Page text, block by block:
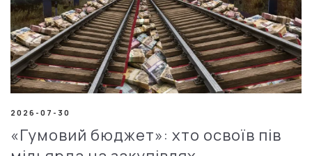
2026-07-30
«Гумовий бюджет»: хто освоїв пів